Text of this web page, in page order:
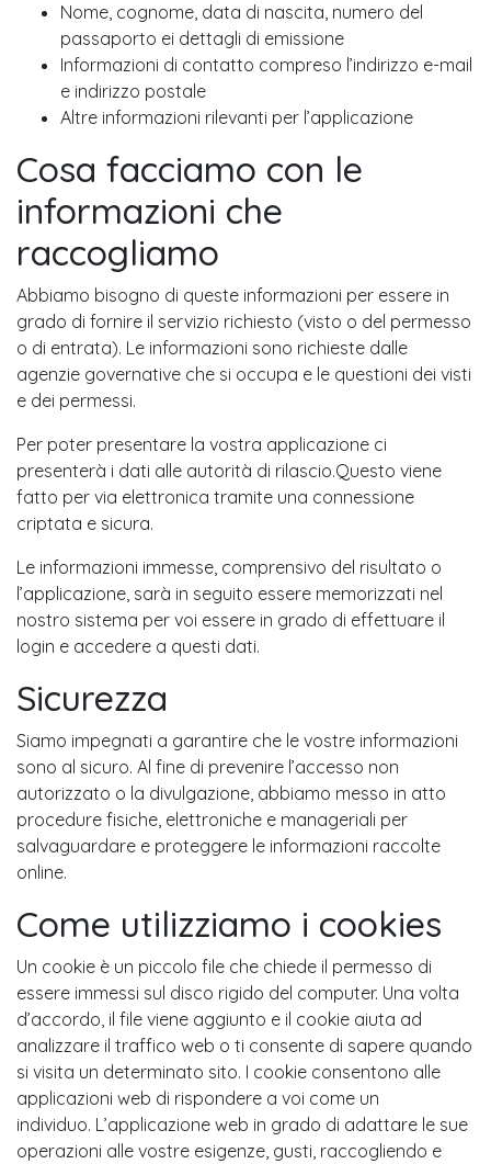
Nome, cognome, data di nascita, numero del
passaporto ei dettagli di emissione
Informazioni di contatto compreso l’indirizzo e-mail
e indirizzo postale
Altre informazioni rilevanti per l’applicazione
Cosa facciamo con le
informazioni che
raccogliamo
Abbiamo bisogno di queste informazioni per essere in
grado di fornire il servizio richiesto (visto o del permesso
o di entrata). Le informazioni sono richieste dalle
agenzie governative che si occupa e le questioni dei visti
e dei permessi.
Per poter presentare la vostra applicazione ci
presenterà i dati alle autorità di rilascio.Questo viene
fatto per via elettronica tramite una connessione
criptata e sicura.
Le informazioni immesse, comprensivo del risultato o
l’applicazione, sarà in seguito essere memorizzati nel
nostro sistema per voi essere in grado di effettuare il
login e accedere a questi dati.
Sicurezza
Siamo impegnati a garantire che le vostre informazioni
sono al sicuro. Al fine di prevenire l’accesso non
autorizzato o la divulgazione, abbiamo messo in atto
procedure fisiche, elettroniche e manageriali per
salvaguardare e proteggere le informazioni raccolte
online.
Come utilizziamo i cookies
Un cookie è un piccolo file che chiede il permesso di
essere immessi sul disco rigido del computer. Una volta
d’accordo, il file viene aggiunto e il cookie aiuta ad
analizzare il traffico web o ti consente di sapere quando
si visita un determinato sito. I cookie consentono alle
applicazioni web di rispondere a voi come un
individuo. L’applicazione web in grado di adattare le sue
operazioni alle vostre esigenze, gusti, raccogliendo e